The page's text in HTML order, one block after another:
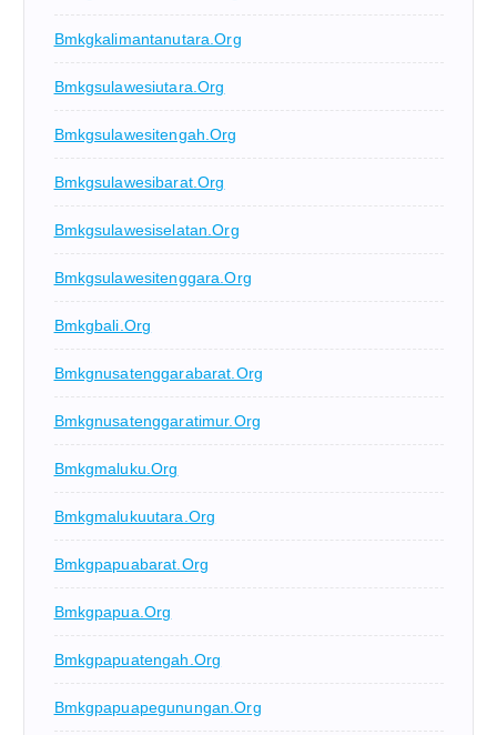
Bmkgkalimantanutara.org
Bmkgsulawesiutara.org
Bmkgsulawesitengah.org
Bmkgsulawesibarat.org
Bmkgsulawesiselatan.org
Bmkgsulawesitenggara.org
Bmkgbali.org
Bmkgnusatenggarabarat.org
Bmkgnusatenggaratimur.org
Bmkgmaluku.org
Bmkgmalukuutara.org
Bmkgpapuabarat.org
Bmkgpapua.org
Bmkgpapuatengah.org
Bmkgpapuapegunungan.org